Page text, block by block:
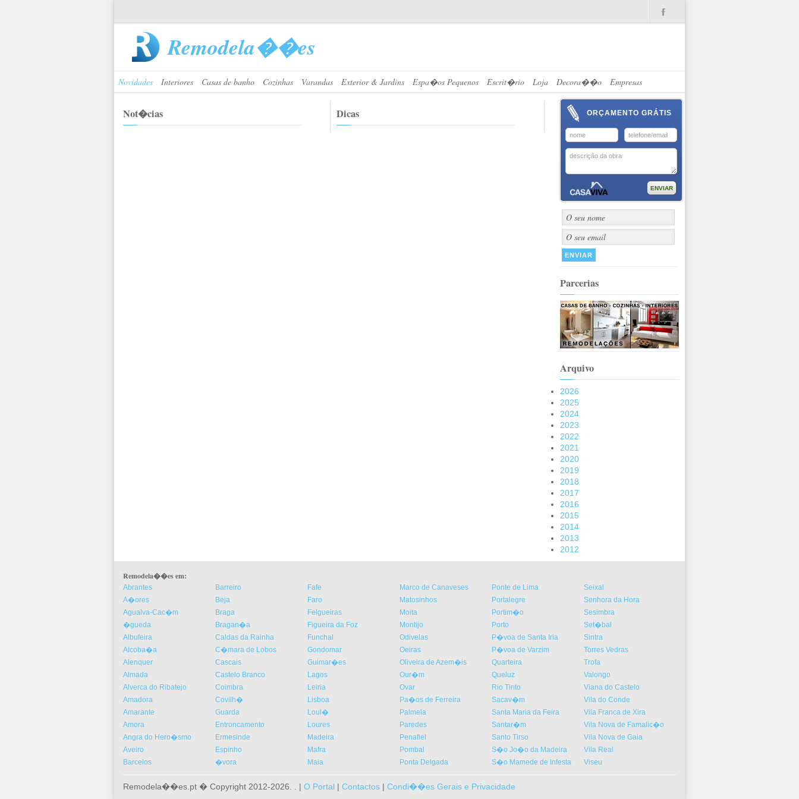
Remodela��es
Novidades Interiores Casas de banho Cozinhas Varandas Exterior & Jardins Espa�os Pequenos Escrit�rio Loja Decora��o Empresas
Not�cias Dicas ORÇAMENTO GRÁTIS
Parcerias
Arquivo
2026
2025
2024
2023
2022
2021
2020
2019
2018
2017
2016
2015
2014
2013
2012
Remodela��es em:
Abrantes
A�ores
Agualva-Cac�m
�gueda
Albufeira
Alcoba�a
Alenquer
Almada
Alverca do Ribatejo
Amadora
Amarante
Amora
Angra do Hero�smo
Aveiro
Barcelos
Barreiro
Beja
Braga
Bragan�a
Caldas da Rainha
C�mara de Lobos
Cascais
Castelo Branco
Coimbra
Covilh�
Guarda
Entroncamento
Ermesinde
Espinho
�vora
Fafe
Faro
Felgueiras
Figueira da Foz
Funchal
Gondomar
Guimar�es
Lagos
Leiria
Lisboa
Loul�
Loures
Madeira
Mafra
Maia
Marco de Canaveses
Matosinhos
Moita
Montijo
Odivelas
Oeiras
Oliveira de Azem�is
Our�m
Ovar
Pa�os de Ferreira
Palmela
Paredes
Penafiel
Pombal
Ponta Delgada
Ponte de Lima
Portalegre
Portim�o
Porto
P�voa de Santa Iria
P�voa de Varzim
Quarteira
Queluz
Rio Tinto
Sacav�m
Santa Maria da Feira
Santar�m
Santo Tirso
S�o Jo�o da Madeira
S�o Mamede de Infesta
Seixal
Senhora da Hora
Sesimbra
Set�bal
Sintra
Torres Vedras
Trofa
Valongo
Viana do Castelo
Vila do Conde
Vila Franca de Xira
Vila Nova de Famalic�o
Vila Nova de Gaia
Vila Real
Viseu
Remodela��es.pt � Copyright 2012-2026. . | O Portal | Contactos | Condi��es Gerais e Privacidade